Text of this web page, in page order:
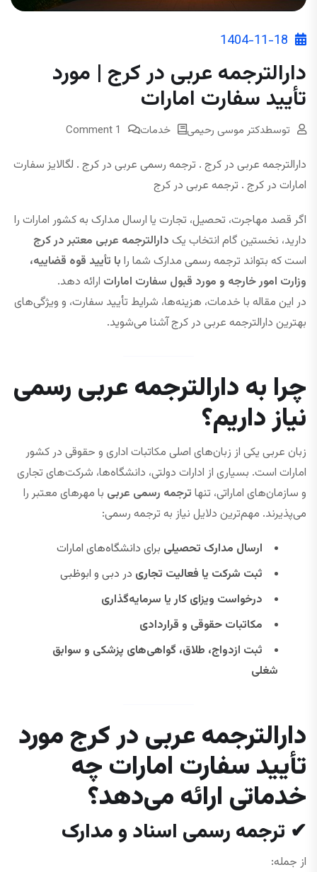
1404-11-18
دارالترجمه عربی در کرج | مورد
تأیید سفارت امارات
توسطدکتر موسی رحیمی خدمات 1 Comment
دارالترجمه عربی در کرج . ترجمه رسمی عربی در کرج . لگالایز سفارت
امارات در کرج . ترجمه عربی در کرج
اگر قصد مهاجرت، تحصیل، تجارت یا ارسال مدارک به کشور امارات را
دارید، نخستین گام انتخاب یک دارالترجمه عربی معتبر در کرج
است که بتواند ترجمه رسمی مدارک شما را با تأیید قوه قضاییه،
وزارت امور خارجه و مورد قبول سفارت امارات ارائه دهد.
در این مقاله با خدمات، هزینه‌ها، شرایط تأیید سفارت، و ویژگی‌های
بهترین دارالترجمه عربی در کرج آشنا می‌شوید.
چرا به دارالترجمه عربی رسمی
نیاز داریم؟
زبان عربی یکی از زبان‌های اصلی مکاتبات اداری و حقوقی در کشور
امارات است. بسیاری از ادارات دولتی، دانشگاه‌ها، شرکت‌های تجاری
و سازمان‌های اماراتی، تنها ترجمه رسمی عربی با مهرهای معتبر را
می‌پذیرند. مهم‌ترین دلایل نیاز به ترجمه رسمی:
ارسال مدارک تحصیلی برای دانشگاه‌های امارات
ثبت شرکت یا فعالیت تجاری در دبی و ابوظبی
درخواست ویزای کار یا سرمایه‌گذاری
مکاتبات حقوقی و قراردادی
ثبت ازدواج، طلاق، گواهی‌های پزشکی و سوابق
شغلی
دارالترجمه عربی در کرج مورد
تأیید سفارت امارات چه
خدماتی ارائه می‌دهد؟
✔ ترجمه رسمی اسناد و مدارک
از جمله: